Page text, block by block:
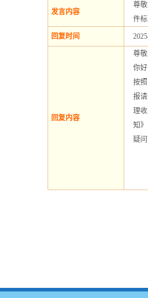
发言内容
尊
件标
回复时间
回复内容
尊敬
你
按
报
理
知
疑